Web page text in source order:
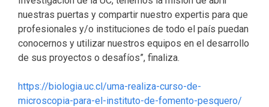
nuestras puertas y compartir nuestro expertis para que
profesionales y/o instituciones de todo el país puedan
conocernos y utilizar nuestros equipos en el desarrollo
de sus proyectos o desafíos”, finaliza.
https://biologia.uc.cl/uma-realiza-curso-de-
microscopia-para-el-instituto-de-fomento-pesquero/